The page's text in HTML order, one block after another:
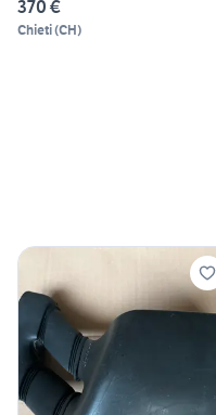
370 €
Chieti(CH)